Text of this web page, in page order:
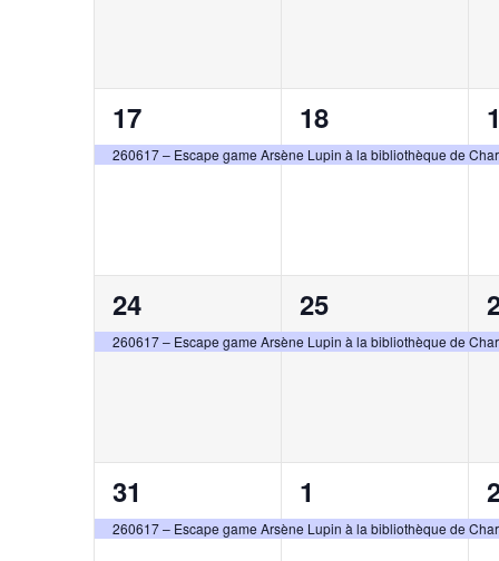
1
évènement,
17
260617 – Escape game Arsène Lupin à la bibliothèque de
1
évènement,
18
1
1
évènement,
24
260617 – Escape game Arsène Lupin à la bibliothèque de
1
évènement,
25
1
1
évènement,
31
260617 – Escape game Arsène Lupin à la bibliothèque de
1
évènement,
1
1